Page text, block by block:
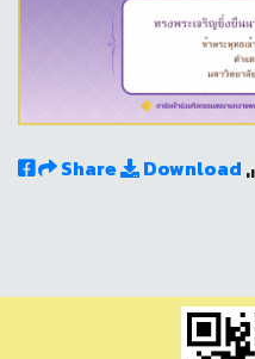
Share Download